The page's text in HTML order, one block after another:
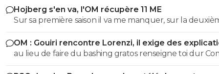
Hojberg s'en va, l'OM récupère 11 ME
Sur sa première saison il va me manquer, sur la
très peu !
OM : Gouiri rencontre Lorenzi, il exige des
au lieu de faire du bashing gratos renseigne toi dur
c'est le nouveau riche oralien ils vont nouer la cL etc